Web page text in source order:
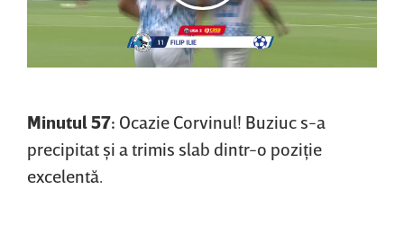
Minutul 57: Ocazie Corvinul! Buziuc s-a
precipitat şi a trimis slab dintr-o poziţie
excelentă.